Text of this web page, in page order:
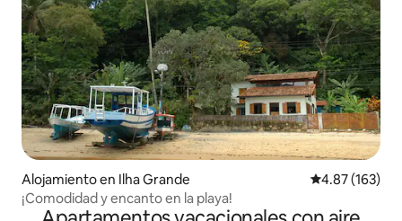
Alojamiento en Ilha Grande Calificación
4.87 (163)
¡Comodidad y encanto en la playa!